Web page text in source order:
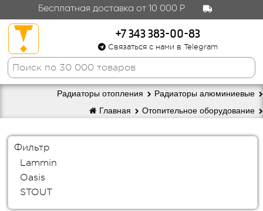
Бесплатная доставка от 10 000 Р
+7 343 383-00-83
Связаться с нами в Telegram
Радиаторы алюминиевые
Радиаторы отопления
Отопительное оборудование
Главная
Фильтр
Lammin
Oasis
STOUT